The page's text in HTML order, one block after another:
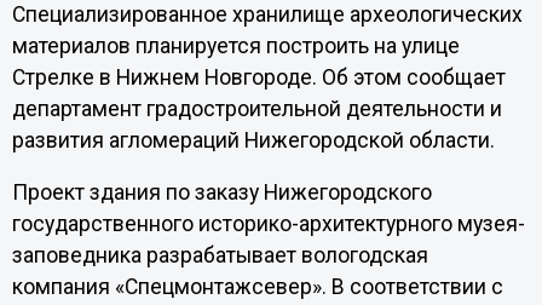
Специализированное хранилище археологических
материалов планируется построить на улице
Стрелке в Нижнем Новгороде. Об этом сообщает
департамент градостроительной деятельности и
развития агломераций Нижегородской области.
Проект здания по заказу Нижегородского
государственного историко-архитектурного музея-
заповедника разрабатывает вологодская
компания «Спецмонтажсевер». В соответствии с